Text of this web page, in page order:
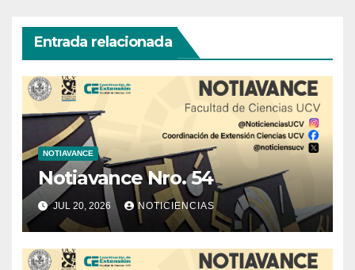
Entrada relacionada
NOTIAVANCE
Notiavance Nro. 54
JUL 20, 2026 NOTICIENCIAS